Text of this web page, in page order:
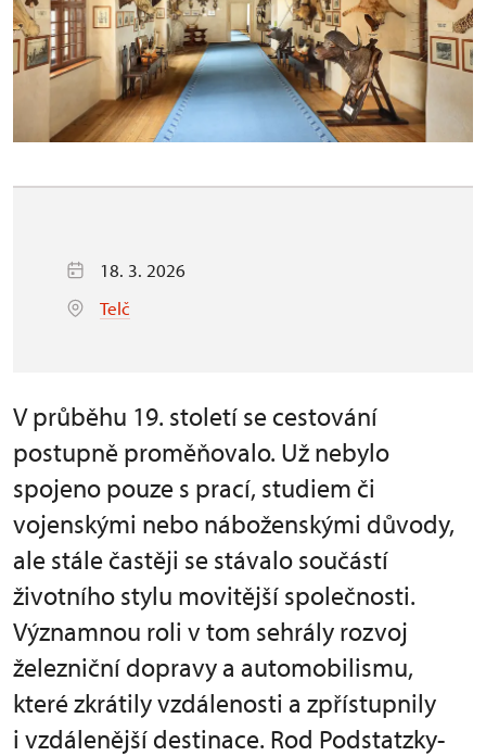
18. 3. 2026
Telč
V průběhu 19. století se cestování
postupně proměňovalo. Už nebylo
spojeno pouze s prací, studiem či
vojenskými nebo náboženskými důvody,
ale stále častěji se stávalo součástí
životního stylu movitější společnosti.
Významnou roli v tom sehrály rozvoj
železniční dopravy a automobilismu,
které zkrátily vzdálenosti a zpřístupnily
i vzdálenější destinace. Rod Podstatzky-